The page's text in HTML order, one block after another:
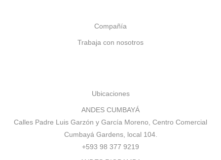
Compañía
Trabaja con nosotros
Ubicaciones
ANDES CUMBAYÁ
Calles Padre Luis Garzón y García Moreno, Centro Comercial
Cumbayá Gardens, local 104.
+593 98 377 9219